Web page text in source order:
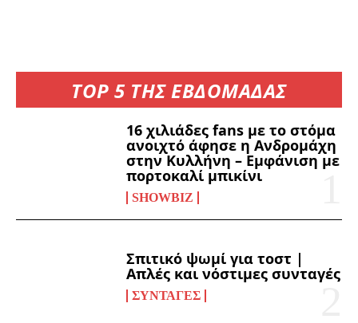
TOP 5 ΤΗΣ ΕΒΔΟΜΑΔΑΣ
16 χιλιάδες fans με το στόμα
ανοιχτό άφησε η Ανδρομάχη
στην Κυλλήνη – Εμφάνιση με
πορτοκαλί μπικίνι
SHOWBIZ
Σπιτικό ψωμί για τοστ |
Απλές και νόστιμες συνταγές
ΣΥΝΤΑΓΈΣ